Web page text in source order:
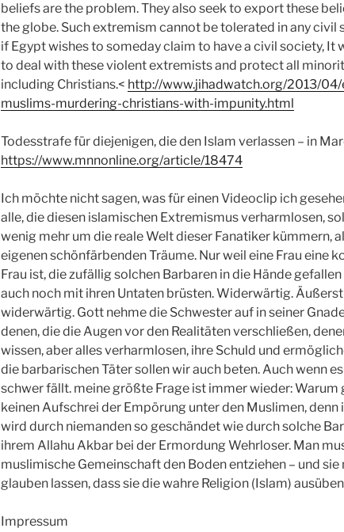
beliefs are the problem. They also seek to export these
the globe. Such extremism cannot be tolerated in any civil
if Egypt wishes to someday claim to have a civil society, It
to deal with these violent extremists and protect all
including Christians.< http://www.jihadwatch.org/2013/
muslims-murdering-christians-with-impunity.html
Todesstrafe für diejenigen, die den Islam verlassen – in
https://www.mnnonline.org/article/18474
Ich möchte nicht sagen, was für einen Videoclip ich
alle, die diesen islamischen Extremismus verharmlosen,
wenig mehr um die reale Welt dieser Fanatiker kümmern,
eigenen schönfärbenden Träume. Nur weil eine Frau eine
Frau ist, die zufällig solchen Barbaren in die Hände
auch noch mit ihren Untaten brüsten. Widerwärtig. Äußerst
widerwärtig. Gott nehme die Schwester auf in seiner
denen, die die Augen vor den Realitäten verschließen,
wissen, aber alles verharmlosen, ihre Schuld und
die barbarischen Täter sollen wir auch beten. Auch wenn
schwer fällt. meine größte Frage ist immer wieder: Warum
keinen Aufschrei der Empörung unter den Muslimen, denn
wird durch niemanden so geschändet wie durch solche
ihrem Allahu Akbar bei der Ermordung Wehrloser. Man
muslimische Gemeinschaft den Boden entziehen – und sie
glauben lassen, dass sie die wahre Religion (Islam)
Impressum